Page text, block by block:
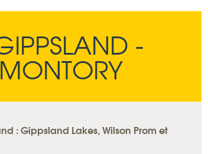
-
: Gippsland Lakes, Wilson Prom et